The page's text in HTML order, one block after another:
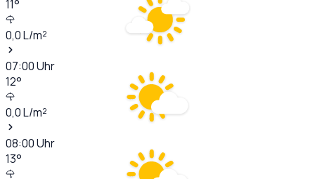
11°
0,0L/m²
07:00Uhr
12°
0,0L/m²
08:00Uhr
13°